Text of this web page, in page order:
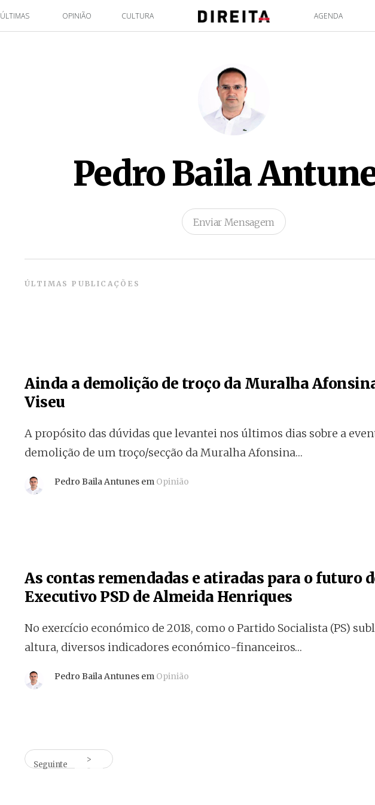
ÚLTIMAS OPINIÃO CULTURA AGENDA
Pedro Baila
Enviar Mensagem
ÚLTIMAS PUBLICAÇÕES
Ainda a demolição de troço da Muralha
Viseu
A propósito das dúvidas que levantei nos últimos dias sobre a
demolição de um troço/secção da Muralha Afonsina…
Pedro Baila Antunes em Opinião
As contas remendadas e atiradas para o futuro
Executivo PSD de Almeida Henriques
No exercício económico de 2018, como o Partido Socialista (PS)
altura, diversos indicadores económico-financeiros…
Pedro Baila Antunes em Opinião
Seguinte